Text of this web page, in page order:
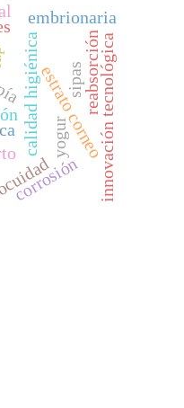
calidad higiénicaestrato corneoinnovación tecnológica
corrosión
embrionaria
reabsorción
yogur
sipas